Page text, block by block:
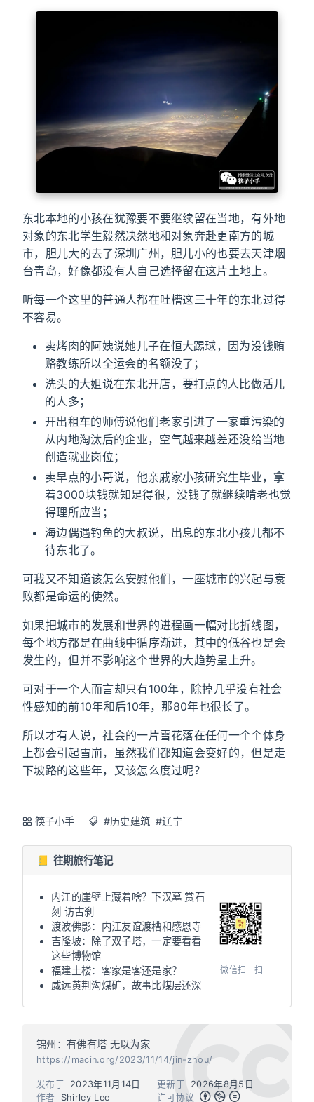
东北本地的小孩在犹豫要不要继续留在当地，有外地
对象的东北学生毅然决然地和对象奔赴更南方的城
市，胆儿大的去了深圳广州，胆儿小的也要去天津烟
台青岛，好像都没有人自己选择留在这片土地上。
听每一个这里的普通人都在吐槽这三十年的东北过得
不容易。
卖烤肉的阿姨说她儿子在恒大踢球，因为没钱贿
赂教练所以全运会的名额没了；
洗头的大姐说在东北开店，要打点的人比做活儿
的人多；
开出租车的师傅说他们老家引进了一家重污染的
从内地淘汰后的企业，空气越来越差还没给当地
创造就业岗位；
卖早点的小哥说，他亲戚家小孩研究生毕业，拿
着3000块钱就知足得很，没钱了就继续啃老也觉
得理所应当；
海边偶遇钓鱼的大叔说，出息的东北小孩儿都不
待东北了。
可我又不知道该怎么安慰他们，一座城市的兴起与衰
败都是命运的使然。
如果把城市的发展和世界的进程画一幅对比折线图，
每个地方都是在曲线中循序渐进，其中的低谷也是会
发生的，但并不影响这个世界的大趋势呈上升。
可对于一个人而言却只有100年，除掉几乎没有社会
性感知的前10年和后10年，那80年也很长了。
所以才有人说，社会的一片雪花落在任何一个个体身
上都会引起雪崩，虽然我们都知道会变好的，但是走
下坡路的这些年，又该怎么度过呢？
筷子小手 #历史建筑 #辽宁
📒 往期旅行笔记
内江的崖壁上藏着啥？下汉墓 赏石
刻 访古刹
渡波佛影：内江友谊渡槽和感恩寺
吉隆坡：除了双子塔，一定要看看
这些博物馆
福建土楼：客家是客还是家？
威远黄荆沟煤矿，故事比煤层还深
微信扫一扫
锦州：有佛有塔 无以为家
https://macin.org/2023/11/14/jin-zhou/
作者 Shirley Lee
发布于 2023年11月14日 更新于
2026年8月5日
许可协议